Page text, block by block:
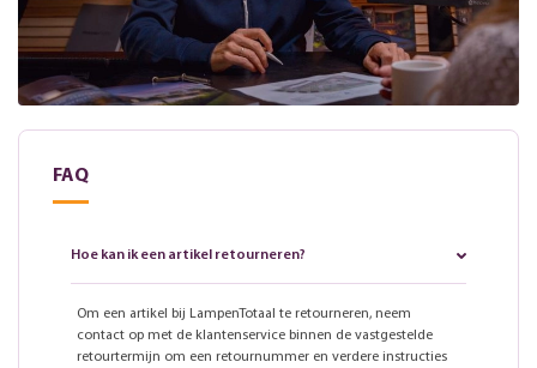
FAQ
Hoe kan ik een artikel retourneren?
Om een artikel bij LampenTotaal te retourneren, neem
contact op met de klantenservice binnen de vastgestelde
retourtermijn om een retournummer en verdere instructies